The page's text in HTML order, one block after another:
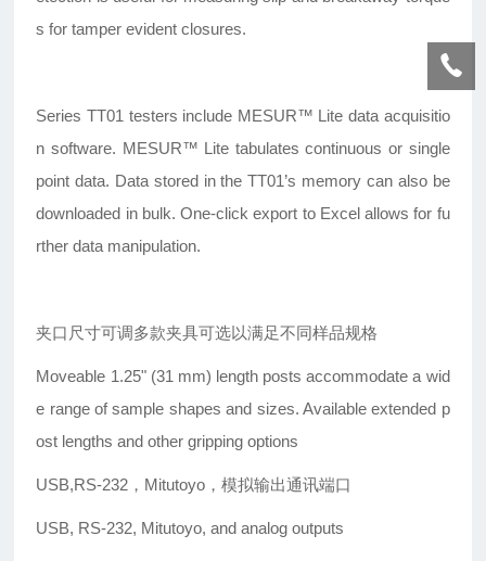
s for tamper evident closures.
Series TT01 testers include MESUR™ Lite data acquisitio
n software. MESUR™ Lite tabulates continuous or single
point data. Data stored in the TT01’s memory can also be
downloaded in bulk. One-click export to Excel allows for fu
rther data manipulation.
夹口尺寸可调多款夹具可选以满足不同样品规格
Moveable 1.25" (31 mm) length posts accommodate a wid
e range of sample shapes and sizes. Available extended p
ost lengths and other gripping options
USB,RS-232 ，Mitutoyo，模拟输出通讯端口
USB, RS-232, Mitutoyo, and analog outputs